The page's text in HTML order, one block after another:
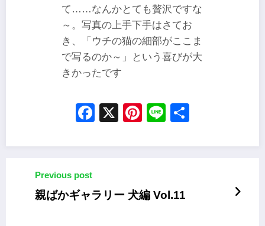
て……なんかとても贅沢ですな
～。写真の上手下手はさてお
き、「ウチの猫の細部がここま
で写るのか～」という喜びが大
きかったです
Facebook
X Pinterest
Line
Previous post
親ばかギャラリー 犬編 Vol.11